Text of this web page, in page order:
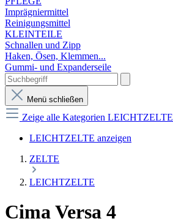
Imprägniermittel
Reinigungsmittel
KLEINTEILE
Schnallen und Zipp
Haken, Ösen, Klemmen...
Gummi- und Expanderseile
Menü schließen
Zeige alle Kategorien LEICHTZELTE
LEICHTZELTE anzeigen
ZELTE
LEICHTZELTE
Cima Versa 4